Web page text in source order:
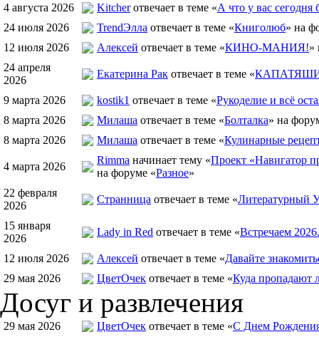
4 августа 2026 Kitcherотвечает в теме «А что у вас сегодня
24 июля 2026
TrendЭлла отвечает в теме «Книголюб» на
12 июля 2026
Алексей отвечает в теме «КИНО-МАНИЯ!»
24 апреля
2026
Екатерина Рак отвечает в теме «КАПАТЯШИ
9 марта 2026 kostik1 отвечает в теме «Рукоделие и всё
8 марта 2026
Милаша отвечает в теме «Болталка» на
8 марта 2026
Милаша отвечает в теме «Кулинарные
4 марта 2026
Rimma начинает тему «Проект «Навигатор
на форуме «Разное»
22 февраля
2026
Странница отвечает в теме «Литературный
15 января
2026
Lady in Red отвечает в теме «Встречаем
12 июля 2026 Алексей отвечает в теме «Давайте
29 мая 2026
ЦветOчек отвечает в теме «Куда пропадают
Досуг и развлечения
29 мая 2026 ЦветOчек отвечает в теме «С Днем